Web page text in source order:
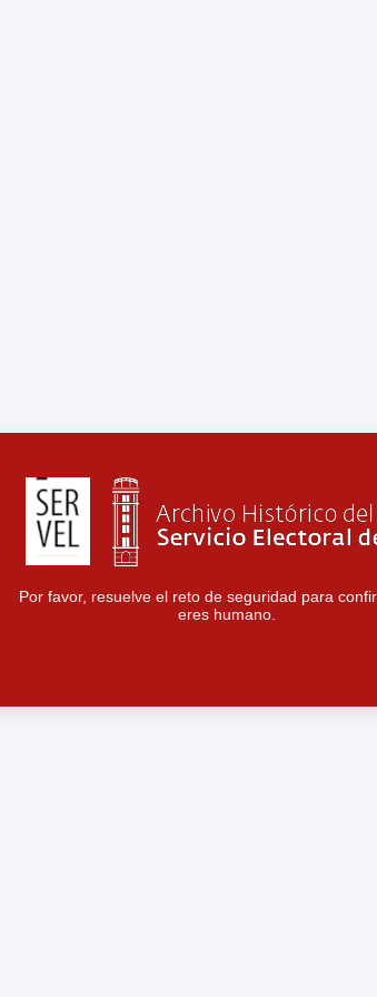
Por favor, resuelve el reto de seguridad para
eres humano.